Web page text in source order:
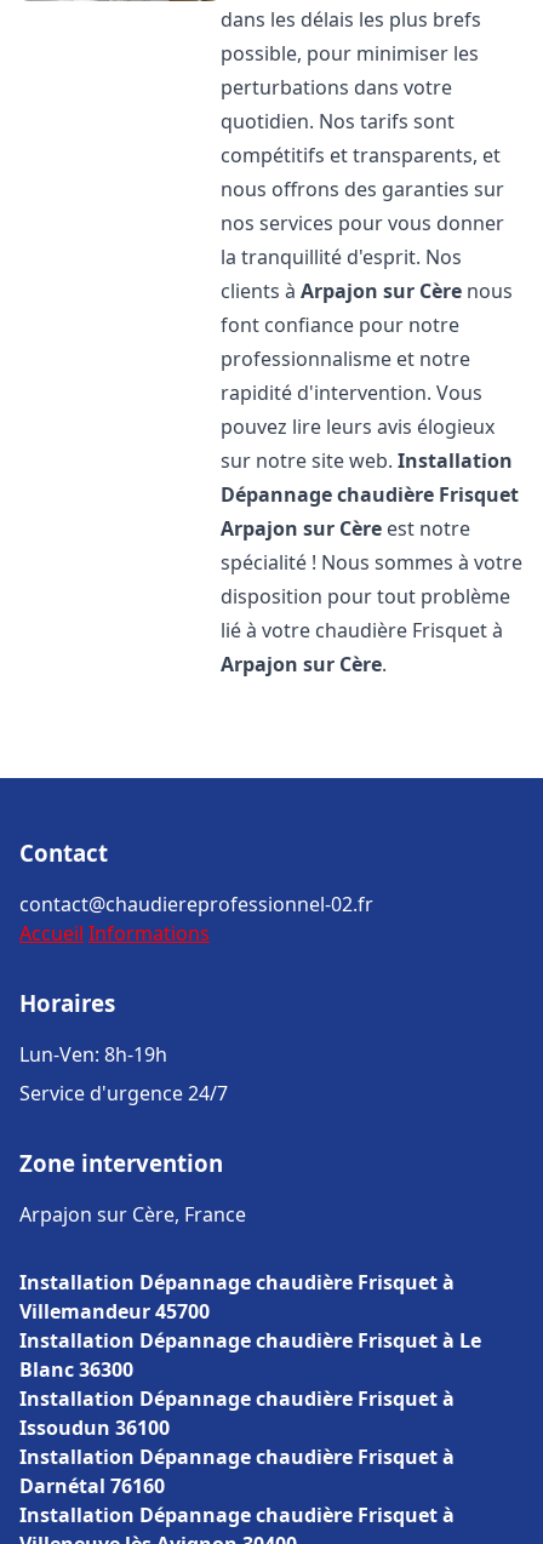
dans les délais les plus brefs
possible, pour minimiser les
perturbations dans votre
quotidien. Nos tarifs sont
compétitifs et transparents, et
nous offrons des garanties sur
nos services pour vous donner
la tranquillité d'esprit. Nos
clients àArpajon sur Cère nous
font confiance pour notre
professionnalisme et notre
rapidité d'intervention. Vous
pouvez lire leurs avis élogieux
sur notre site web.Installation
Dépannage chaudière Frisquet
Arpajon sur Cère est notre
spécialité ! Nous sommes à votre
disposition pour tout problème
lié à votre chaudière Frisquet à
Arpajon sur Cère.
Contact
contact@chaudiereprofessionnel-02.fr
Accueil Informations
Horaires
Lun-Ven: 8h-19h
Service d'urgence 24/7
Zone intervention
Arpajon sur Cère, France
Installation Dépannage chaudière Frisquet à
Villemandeur 45700
Installation Dépannage chaudière Frisquet à Le
Blanc 36300
Installation Dépannage chaudière Frisquet à
Issoudun 36100
Installation Dépannage chaudière Frisquet à
Darnétal 76160
Installation Dépannage chaudière Frisquet à